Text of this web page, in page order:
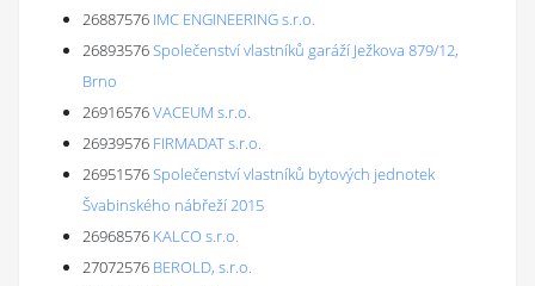
26887576 IMC ENGINEERING s.r.o.
26893576Společenství vlastníků garáží Ježkova 879/12,
Brno
26916576VACEUM s.r.o.
26939576 FIRMADAT s.r.o.
26951576Společenství vlastníků bytových jednotek
Švabinského nábřeží 2015
26968576 KALCO s.r.o.
27072576 BEROLD, s.r.o.